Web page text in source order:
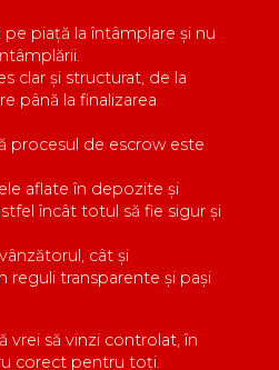
piață la întâmplare și nu
clar și structurat, de la
până la finalizarea
procesul de escrow este
aflate în depozite și
încât totul să fie sigur și
cât și
reguli transparente și pași
vrei să vinzi controlat, în
corect pentru toți.